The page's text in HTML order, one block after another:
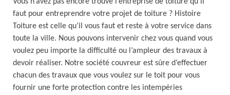
faut pour entreprendre votre projet de toiture ? Histoire
Toiture est celle qu’il vous faut et reste à votre service dans
toute la ville. Nous pouvons intervenir chez vous quand vous
voulez peu importe la difficulté ou l’ampleur des travaux à
devoir réaliser. Notre société couvreur est sûre d’effectuer
chacun des travaux que vous voulez sur le toit pour vous
fournir une forte protection contre les intempéries